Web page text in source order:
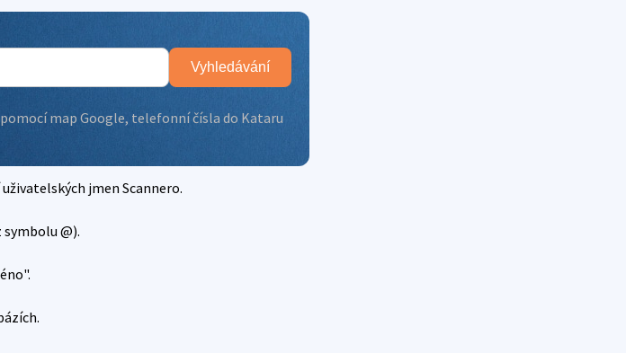
Vyhledávání
map Google, telefonní čísla do Kataru
jmen Scannero.
@).